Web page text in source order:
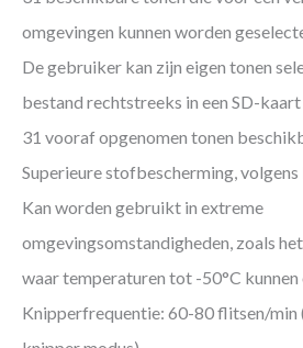
omgevingen kunnen worden
De gebruiker kan zijn eigen tonen
bestand rechtstreeks in een SD-
31 vooraf opgenomen tonen
Superieure stofbescherming, volgens
Kan worden gebruikt in extreme
omgevingsomstandigheden, zoals
waar temperaturen tot -50°C kunnen
Knipperfrequentie: 60-80 flitsen/min